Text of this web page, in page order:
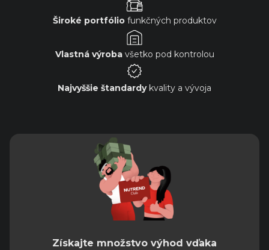
Široké portfóliofunkčných produktov
Vlastná výrobavšetko pod kontrolou
Najvyššie štandardykvality a vývoja
Získajte množstvo výhod vďaka